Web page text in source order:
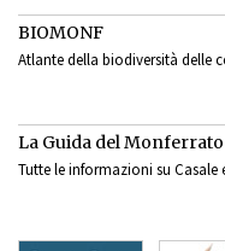
BIOMONF
Atlante della biodiversità delle
La Guida del Monferrato
Tutte le informazioni su